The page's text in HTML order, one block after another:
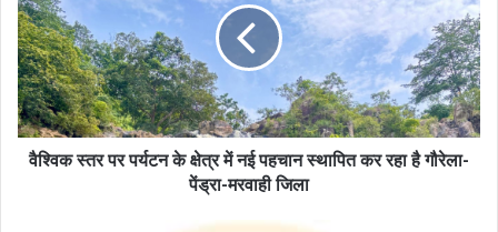
वैश्विक स्तर पर पर्यटन के क्षेत्र में नई पहचान स्थापित कर रहा है गौरेला-
पेंड्रा-मरवाही जिला